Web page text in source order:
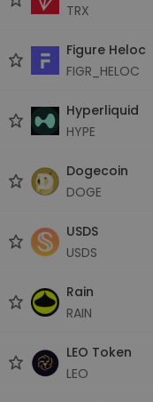
TRX
Figure Heloc
FIGR_HELOC
Hyperliquid
HYPE
Dogecoin
DOGE
USDS
USDS
Rain
RAIN
LEO Token
LEO